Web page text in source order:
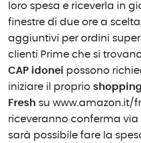
loro spesa e riceverla in
finestre di due ore a
aggiuntivi per ordini
clienti Prime che si
CAP idonei possono
iniziare il proprio
Fresh su www.amazon.it/
riceveranno conferma
sarà possibile fare la